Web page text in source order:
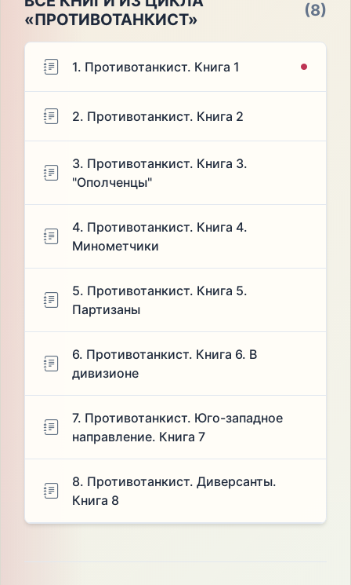
«ПРОТИВОТАНКИСТ»
(8)
1. Противотанкист. Книга 1
2. Противотанкист. Книга 2
3. Противотанкист. Книга 3.
"Ополченцы"
4. Противотанкист. Книга 4.
Минометчики
5. Противотанкист. Книга 5.
Партизаны
6. Противотанкист. Книга 6. В
дивизионе
7. Противотанкист. Юго-западное
направление. Книга 7
8. Противотанкист. Диверсанты.
Книга 8